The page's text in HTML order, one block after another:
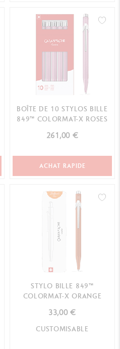
BOÎTE DE 10 STYLOS BILLE
849™ COLORMAT-X ROSES
261,00 €
ACHAT RAPIDE
STYLO BILLE 849™
COLORMAT-X ORANGE
33,00 €
CUSTOMISABLE